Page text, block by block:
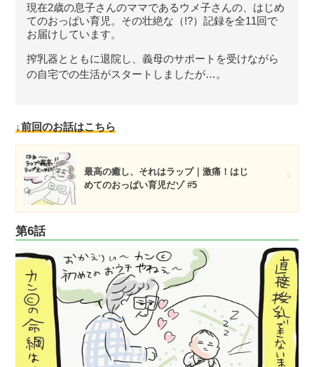
現在2歳の息子さんのママであるウメ子さんの、はじめ
てのおっぱい育児。その壮絶な（!?）記録を全11回で
お届けしています。
搾乳器とともに退院し、義母のサポートを受けながら
の自宅での生活がスタートしましたが…。
↓前回のお話はこちら
最高の癒し、それはラップ｜激痛！はじ
めてのおっぱい育児だゾ #5
第6話